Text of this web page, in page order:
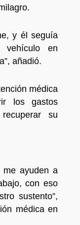
y él seguía
vehículo en
añadió.
médica
los gastos
su
me ayuden a
con eso
sustento”,
médica en